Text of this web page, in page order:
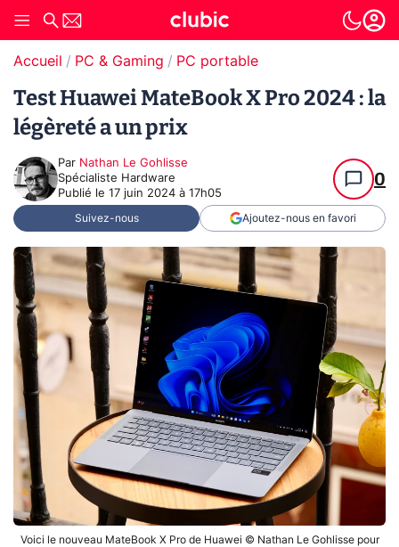
Accueil PC & Gaming PC portable
Test Huawei MateBook X Pro 2024 : la
légèreté a un prix
Par Nathan Le Gohlisse
Spécialiste Hardware
Publié le 17 juin 2024 à 17h05
0
Suivez-nous Ajoutez-nous en favori
Voici le nouveau MateBook X Pro de Huawei © Nathan Le Gohlisse pour